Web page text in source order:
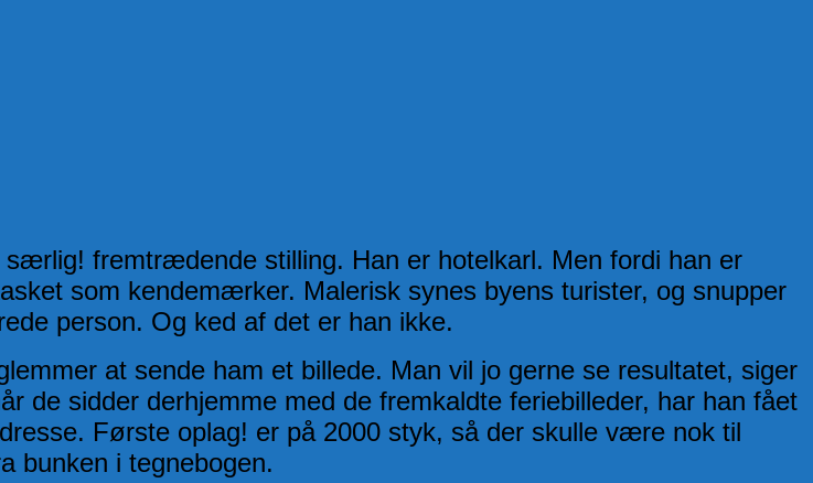
fremtrædende stilling. Han er hotelkarl. Men fordi han er
som kendemærker. Malerisk synes byens turister, og snupper
person. Og ked af det er han ikke.
at sende ham et billede. Man vil jo gerne se resultatet, siger
de sidder derhjemme med de fremkaldte feriebilleder, har han fået
Første oplag! er på 2000 styk, så der skulle være nok til
bunken i tegnebogen.